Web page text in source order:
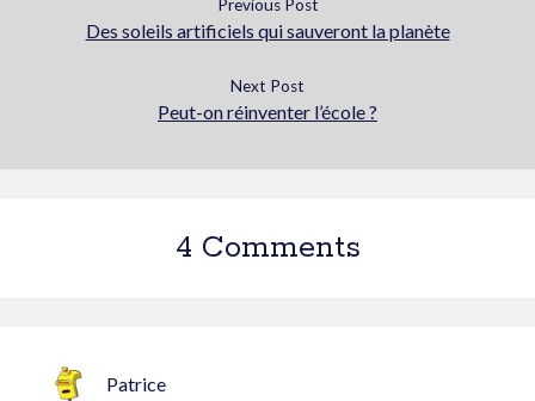
Previous Post
Des soleils artificiels qui sauveront la planète
Next Post
Peut-on réinventer l’école ?
4 Comments
Patrice